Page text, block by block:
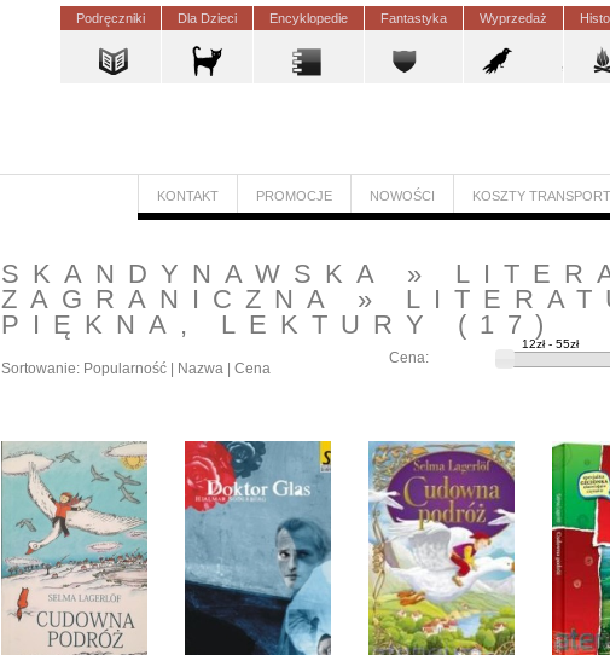
Podręczniki Dla Dzieci Encyklopedie Fantastyka Wyprzedaż
KONTAKT PROMOCJE NOWOŚCI KOSZTY
SKANDYNAWSKA »
ZAGRANICZNA
»
PIĘKNA, LEKTURY
(17)
Sortowanie: Popularność Nazwa Cena
Cena: